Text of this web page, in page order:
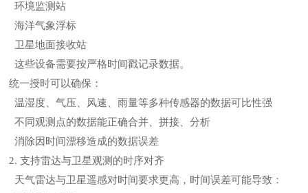
环境监测站
海洋气象浮标
卫星地面接收站
这些设备需要按严格时间戳记录数据。
统一授时可以确保：
温湿度、气压、风速、雨量等多种传感器的数据可比性强
不同观测点的数据能正确合并、拼接、分析
消除因时间漂移造成的数据误差
2. 支持雷达与卫星观测的时序对齐
天气雷达与卫星遥感对时间要求更高，时间误差可能导致：